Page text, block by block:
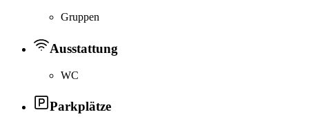
Gruppen
Ausstattung
WC
Parkplätze